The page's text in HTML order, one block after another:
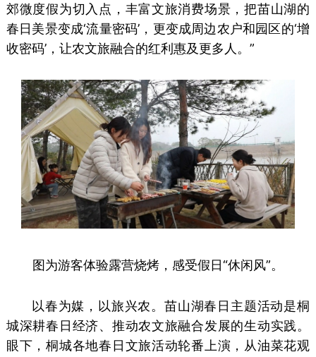
郊微度假为切入点，丰富文旅消费场景，把苗山湖的
春日美景变成‘流量密码’，更变成周边农户和园区的‘增
收密码’，让农文旅融合的红利惠及更多人。”
图为游客体验露营烧烤，感受假日“休闲风”。
以春为媒，以旅兴农。苗山湖春日主题活动是桐
城深耕春日经济、推动农文旅融合发展的生动实践。
眼下，桐城各地春日文旅活动轮番上演，从油菜花观